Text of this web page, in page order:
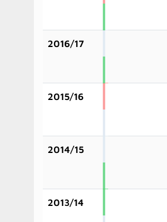
2016/17
2015/16
2014/15
2013/14